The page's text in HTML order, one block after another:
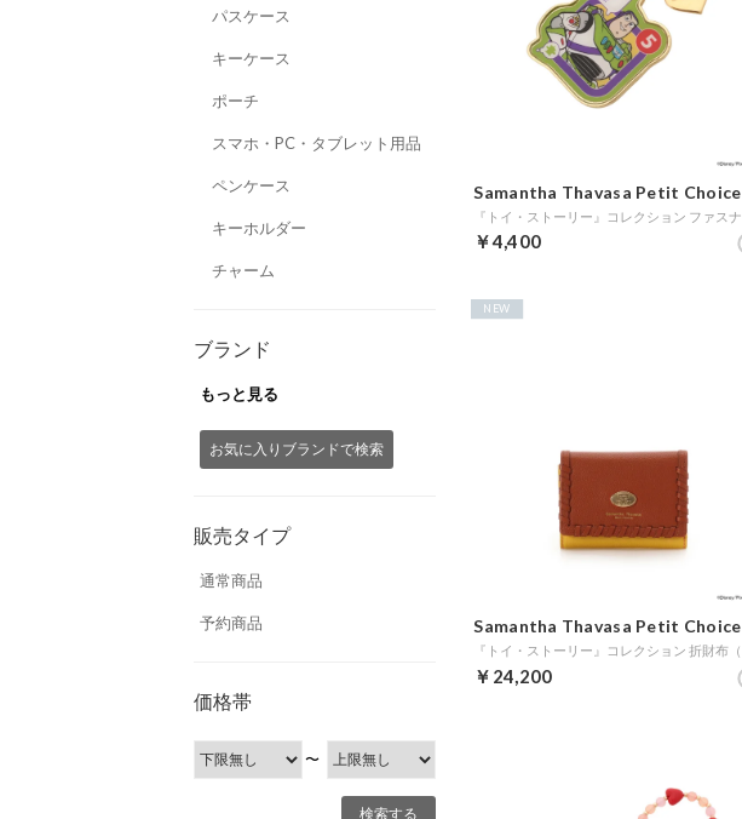
パスケース
キーケース
ポーチ
スマホ・PC・タブレット用品
ペンケース
キーホルダー
チャーム
ブランド
もっと見る
お気に入りブランドで検索
販売タイプ
通常商品
予約商品
価格帯
〜
Samantha Thavasa Petit Choice
￥4,400
NEW
Samantha Thavasa Petit Choice
￥24,200